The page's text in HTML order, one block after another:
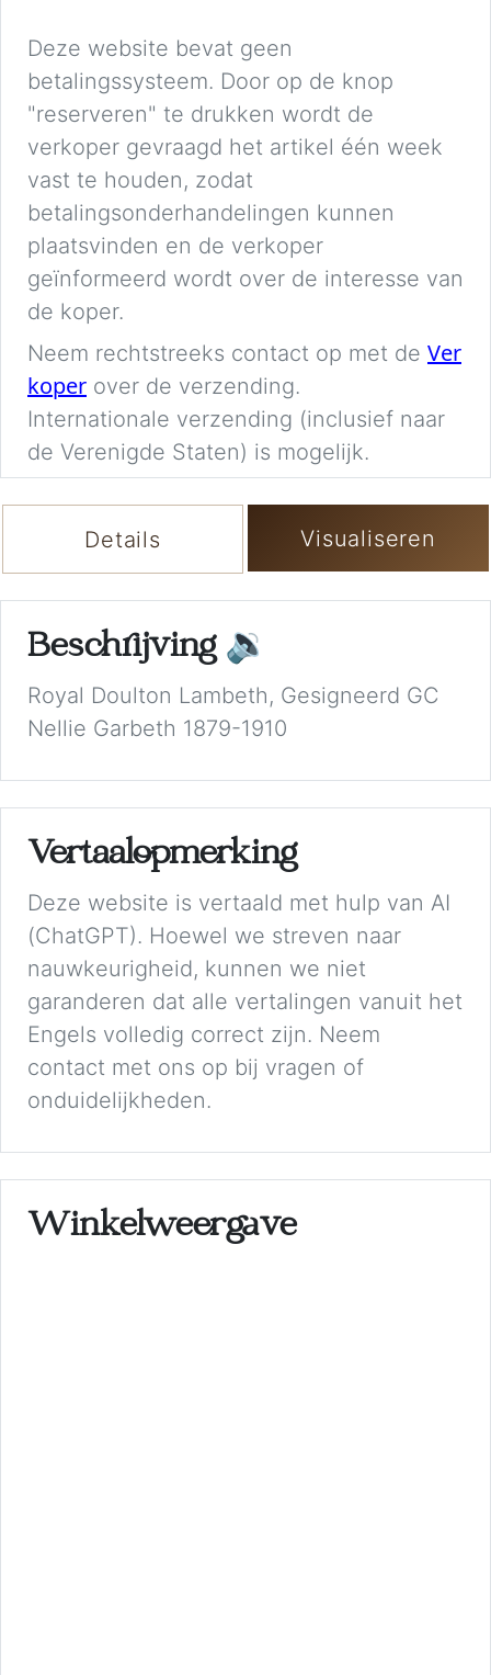
Deze website bevat geen
betalingssysteem. Door op de knop
"reserveren" te drukken wordt de
verkoper gevraagd het artikel één week
vast te houden, zodat
betalingsonderhandelingen kunnen
plaatsvinden en de verkoper
geïnformeerd wordt over de interesse van
de koper.
Neem rechtstreeks contact op met de Ver
koper over de verzending.
Internationale verzending (inclusief naar
de Verenigde Staten) is mogelijk.
Details Visualiseren
Beschrijving 🔉
Royal Doulton Lambeth, Gesigneerd GC
Nellie Garbeth 1879-1910
Vertaalopmerking
Deze website is vertaald met hulp van AI
(ChatGPT). Hoewel we streven naar
nauwkeurigheid, kunnen we niet
garanderen dat alle vertalingen vanuit het
Engels volledig correct zijn. Neem
contact met ons op bij vragen of
onduidelijkheden.
Winkelweergave